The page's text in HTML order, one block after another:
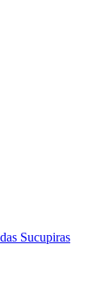
Sucupiras